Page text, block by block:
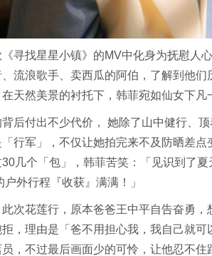
寻找星星小镇》的MV中化身为抚慰人
流浪歌手、卖西瓜的阿伯，了解到他
天然美景的衬托下，韩菲宛如仙女下凡
后付出不少代价， 她除了山中健行、
行军」，不仅让她拍完来不及防晒差
几个「包」，韩菲苦笑：「见识到了
户外行程『收获』满满！」
次花莲行，原本爸爸王中平自告奋勇
，理由是「爸不用担心我，我自己就
，不过最后画面少的可怜，让他忍不